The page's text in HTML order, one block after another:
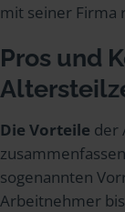
mit seiner Firma
Pros und
Die Vorteile der
sogenannten
Arbeitnehmer